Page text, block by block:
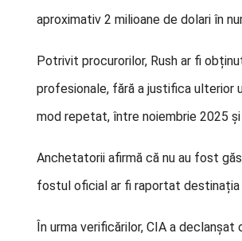
aproximativ 2 milioane de dolari în
Potrivit procurorilor, Rush ar fi
profesionale, fără a justifica ulterior
mod repetat, între noiembrie 2025
Anchetatorii afirmă că nu au fost
fostul oficial ar fi raportat destinația
În urma verificărilor, CIA a